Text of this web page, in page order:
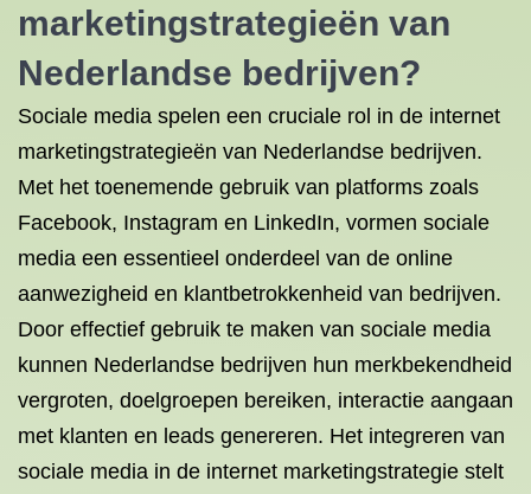
marketingstrategieën van
Nederlandse bedrijven?
Sociale media spelen een cruciale rol in de internet
marketingstrategieën van Nederlandse bedrijven.
Met het toenemende gebruik van platforms zoals
Facebook, Instagram en LinkedIn, vormen sociale
media een essentieel onderdeel van de online
aanwezigheid en klantbetrokkenheid van bedrijven.
Door effectief gebruik te maken van sociale media
kunnen Nederlandse bedrijven hun merkbekendheid
vergroten, doelgroepen bereiken, interactie aangaan
met klanten en leads genereren. Het integreren van
sociale media in de internet marketingstrategie stelt